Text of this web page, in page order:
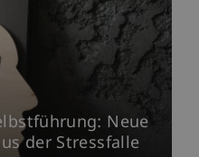
Neue
der Stressfalle